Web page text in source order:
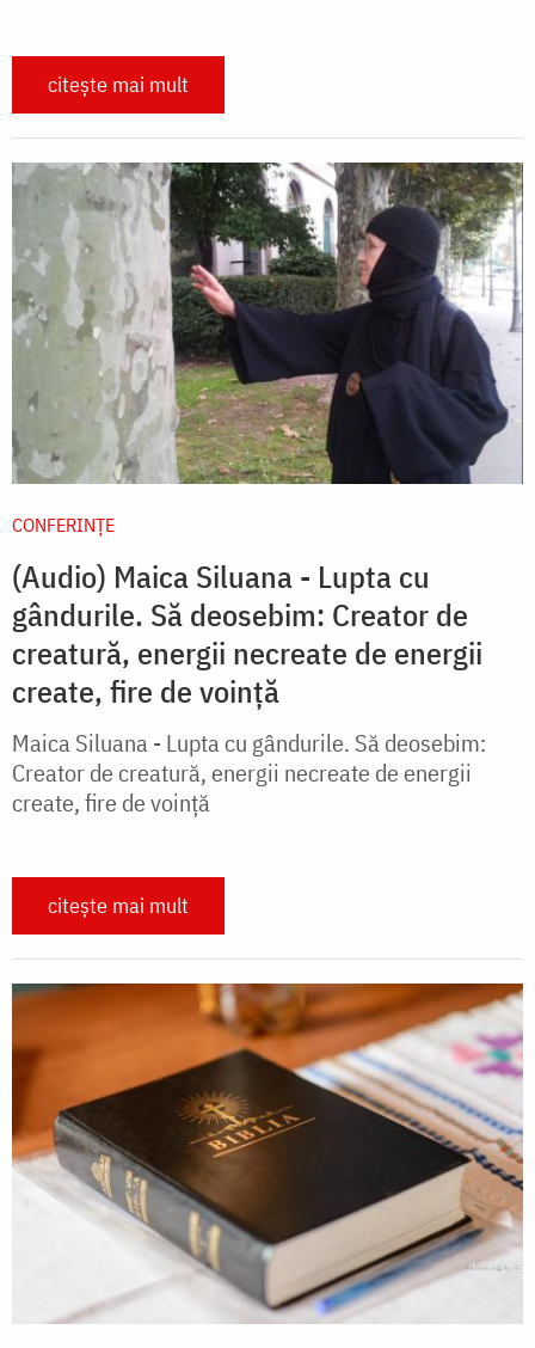
citește mai mult
CONFERINȚE
(Audio) Maica Siluana - Lupta cu
gândurile. Să deosebim: Creator de
creatură, energii necreate de energii
create, fire de voință
Maica Siluana - Lupta cu gândurile. Să deosebim:
Creator de creatură, energii necreate de energii
create, fire de voință
citește mai mult